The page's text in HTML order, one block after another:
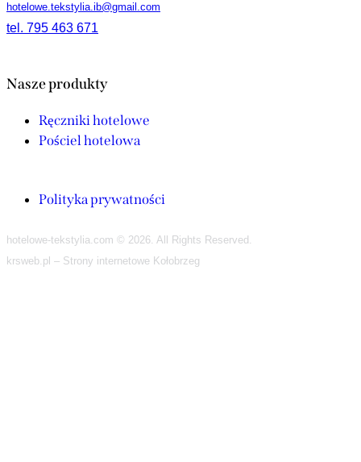
hotelowe.tekstylia.ib@gmail.com
tel. 795 463 671
Nasze produkty
Ręczniki hotelowe
Pościel hotelowa
Polityka prywatności
hotelowe-tekstylia.com © 2026. All Rights Reserved.
krsweb.pl – Strony internetowe Kołobrzeg